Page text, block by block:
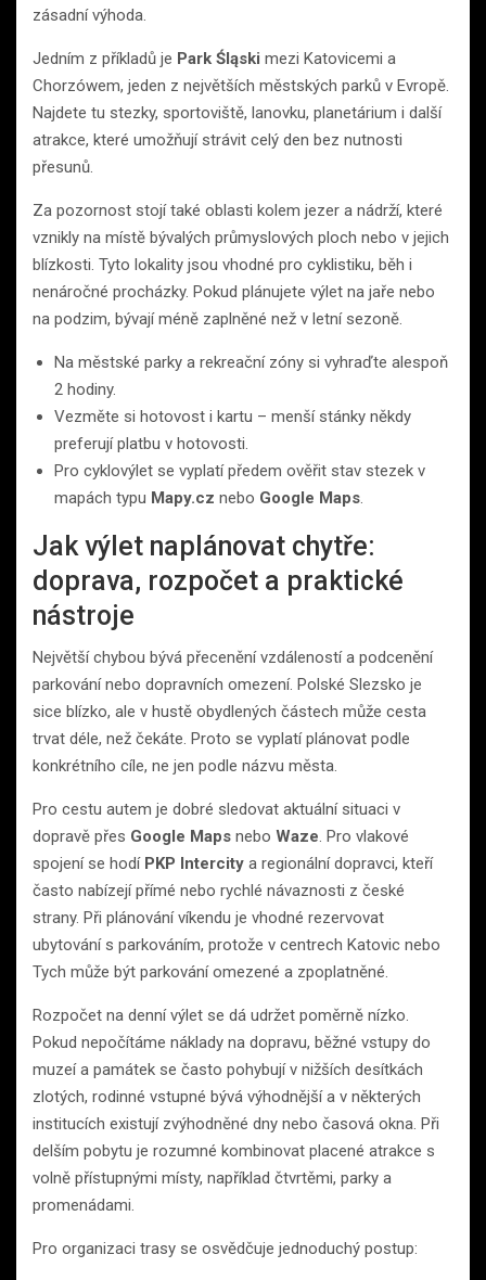
zásadní výhoda.
Jedním z příkladů je Park Śląski mezi Katovicemi a
Chorzówem, jeden z největších městských parků v Evropě.
Najdete tu stezky, sportoviště, lanovku, planetárium i další
atrakce, které umožňují strávit celý den bez nutnosti
přesunů.
Za pozornost stojí také oblasti kolem jezer a nádrží, které
vznikly na místě bývalých průmyslových ploch nebo v jejich
blízkosti. Tyto lokality jsou vhodné pro cyklistiku, běh i
nenáročné procházky. Pokud plánujete výlet na jaře nebo
na podzim, bývají méně zaplněné než v letní sezoně.
Na městské parky a rekreační zóny si vyhraďte alespoň
2 hodiny.
Vezměte si hotovost i kartu – menší stánky někdy
preferují platbu v hotovosti.
Pro cyklovýlet se vyplatí předem ověřit stav stezek v
mapách typu Mapy.cz nebo Google Maps.
Jak výlet naplánovat chytře:
doprava, rozpočet a praktické
nástroje
Největší chybou bývá přecenění vzdáleností a podcenění
parkování nebo dopravních omezení. Polské Slezsko je
sice blízko, ale v hustě obydlených částech může cesta
trvat déle, než čekáte. Proto se vyplatí plánovat podle
konkrétního cíle, ne jen podle názvu města.
Pro cestu autem je dobré sledovat aktuální situaci v
dopravě přes Google Maps nebo Waze. Pro vlakové
spojení se hodí PKP Intercity a regionální dopravci, kteří
často nabízejí přímé nebo rychlé návaznosti z české
strany. Při plánování víkendu je vhodné rezervovat
ubytování s parkováním, protože v centrech Katovic nebo
Tych může být parkování omezené a zpoplatněné.
Rozpočet na denní výlet se dá udržet poměrně nízko.
Pokud nepočítáme náklady na dopravu, běžné vstupy do
muzeí a památek se často pohybují v nižších desítkách
zlotých, rodinné vstupné bývá výhodnější a v některých
institucích existují zvýhodněné dny nebo časová okna. Při
delším pobytu je rozumné kombinovat placené atrakce s
volně přístupnými místy, například čtvrtěmi, parky a
promenádami.
Pro organizaci trasy se osvědčuje jednoduchý postup: